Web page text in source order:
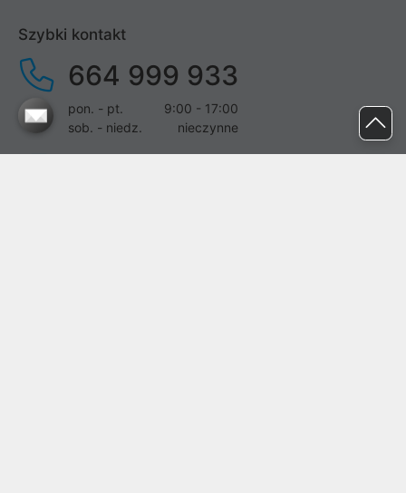
Szybki kontakt
664 999 933
pon. - pt.
9:00 - 17:00
sob. - niedz.
nieczynne